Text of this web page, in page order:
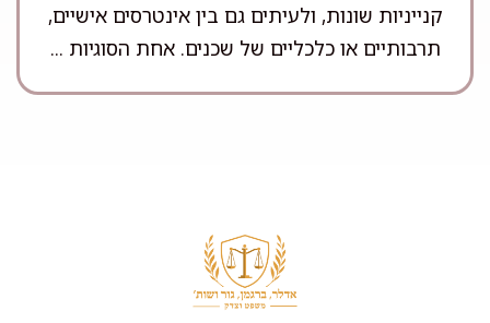
קנייניות שונות, ולעיתים גם בין אינטרסים אישיים,
תרבותיים או כלכליים של שכנים. אחת הסוגיות ...